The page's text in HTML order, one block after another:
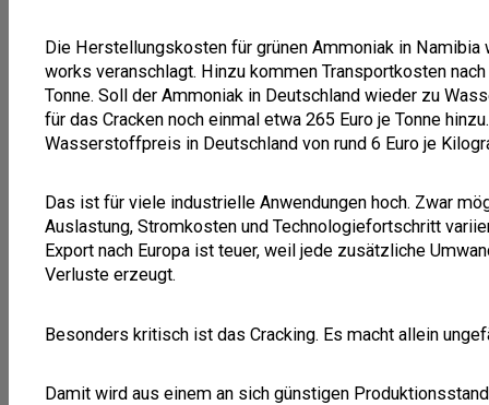
Die Herstellungskosten für grünen Ammoniak in Namibia
works veranschlagt. Hinzu kommen Transportkosten
Tonne. Soll der Ammoniak in Deutschland wieder zu
für das Cracken noch einmal etwa 265 Euro je Tonne
Wasserstoffpreis in Deutschland von rund 6 Euro je
Das ist für viele industrielle Anwendungen hoch. Zwar
Auslastung, Stromkosten und Technologiefortschritt
Export nach Europa ist teuer, weil jede zusätzliche
Verluste erzeugt.
Besonders kritisch ist das Cracking. Es macht allein
Damit wird aus einem an sich günstigen